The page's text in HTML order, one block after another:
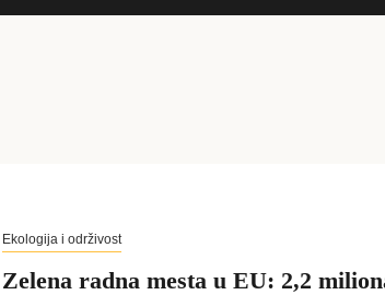
Ekologija i održivost
Zelena radna mesta u EU: 2,2